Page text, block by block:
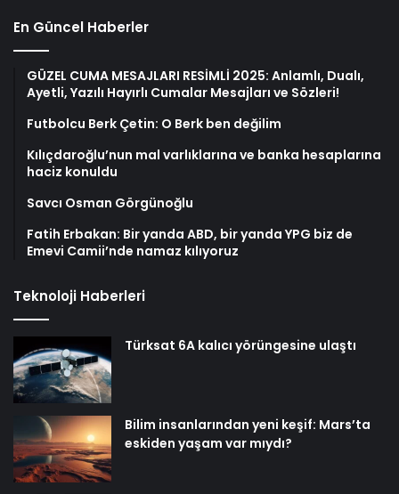
En Güncel Haberler
GÜZEL CUMA MESAJLARI RESİMLİ 2025: Anlamlı, Dualı,
Ayetli, Yazılı Hayırlı Cumalar Mesajları ve Sözleri!
Futbolcu Berk Çetin: O Berk ben değilim
Kılıçdaroğlu’nun mal varlıklarına ve banka hesaplarına
haciz konuldu
Savcı Osman Görgünoğlu
Fatih Erbakan: Bir yanda ABD, bir yanda YPG biz de
Emevi Camii’nde namaz kılıyoruz
Teknoloji Haberleri
Türksat 6A kalıcı yörüngesine ulaştı
Bilim insanlarından yeni keşif: Mars’ta
eskiden yaşam var mıydı?